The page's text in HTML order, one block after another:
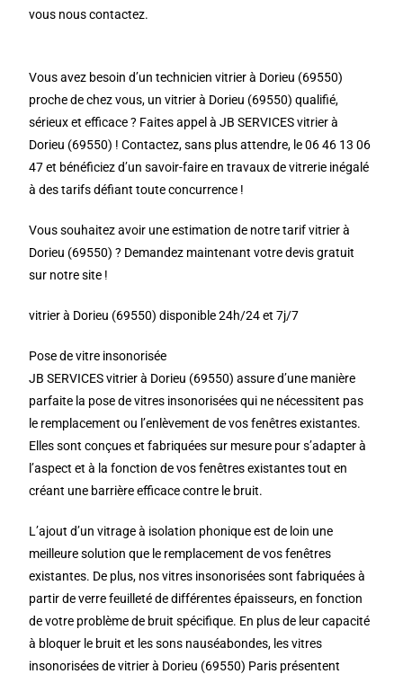
vous nous contactez.
Vous avez besoin d’un technicien vitrier à Dorieu (69550)
proche de chez vous, un vitrier à Dorieu (69550) qualifié,
sérieux et efficace ? Faites appel à JB SERVICES vitrier à
Dorieu (69550) ! Contactez, sans plus attendre, le 06 46 13 06
47 et bénéficiez d’un savoir-faire en travaux de vitrerie inégalé
à des tarifs défiant toute concurrence !
Vous souhaitez avoir une estimation de notre tarif vitrier à
Dorieu (69550) ? Demandez maintenant votre devis gratuit
sur notre site !
vitrier à Dorieu (69550) disponible 24h/24 et 7j/7
Pose de vitre insonorisée
JB SERVICES vitrier à Dorieu (69550) assure d’une manière
parfaite la pose de vitres insonorisées qui ne nécessitent pas
le remplacement ou l’enlèvement de vos fenêtres existantes.
Elles sont conçues et fabriquées sur mesure pour s’adapter à
l’aspect et à la fonction de vos fenêtres existantes tout en
créant une barrière efficace contre le bruit.
L’ajout d’un vitrage à isolation phonique est de loin une
meilleure solution que le remplacement de vos fenêtres
existantes. De plus, nos vitres insonorisées sont fabriquées à
partir de verre feuilleté de différentes épaisseurs, en fonction
de votre problème de bruit spécifique. En plus de leur capacité
à bloquer le bruit et les sons nauséabondes, les vitres
insonorisées de vitrier à Dorieu (69550) Paris présentent